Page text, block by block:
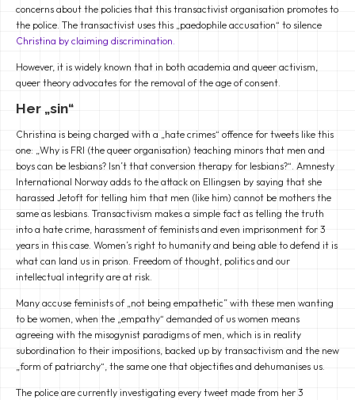
concerns about the policies that this transactivist organisation promotes to
the police. The transactivist uses this „paedophile accusation“ to silence
Christina by claiming discrimination.
However, it is widely known that in both academia and queer activism,
queer theory advocates for the removal of the age of consent.
Her „sin“
Christina is being charged with a „hate crimes“ offence for tweets like this
one: „Why is FRI (the queer organisation) teaching minors that men and
boys can be lesbians? Isn’t that conversion therapy for lesbians?“. Amnesty
International Norway adds to the attack on Ellingsen by saying that she
harassed Jetoft for telling him that men (like him) cannot be mothers the
same as lesbians. Transactivism makes a simple fact as telling the truth
into a hate crime, harassment of feminists and even imprisonment for 3
years in this case. Women’s right to humanity and being able to defend it is
what can land us in prison. Freedom of thought, politics and our
intellectual integrity are at risk.
Many accuse feminists of „not being empathetic” with these men wanting
to be women, when the „empathy“ demanded of us women means
agreeing with the misogynist paradigms of men, which is in reality
subordination to their impositions, backed up by transactivism and the new
„form of patriarchy“, the same one that objectifies and dehumanises us.
The police are currently investigating every tweet made from her 3